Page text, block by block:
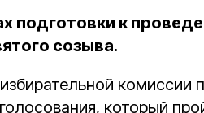
подготовки к
созыва.
который